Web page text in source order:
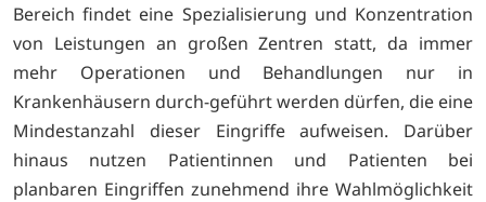
Bereich findet eine Spezialisierung und Konzentration
von Leistungen an großen Zentren statt, da immer
mehr Operationen und Behandlungen nur in
Krankenhäusern durch-geführt werden dürfen, die eine
Mindestanzahl dieser Eingriffe aufweisen. Darüber
hinaus nutzen Patientinnen und Patienten bei
planbaren Eingriffen zunehmend ihre Wahlmöglichkeit